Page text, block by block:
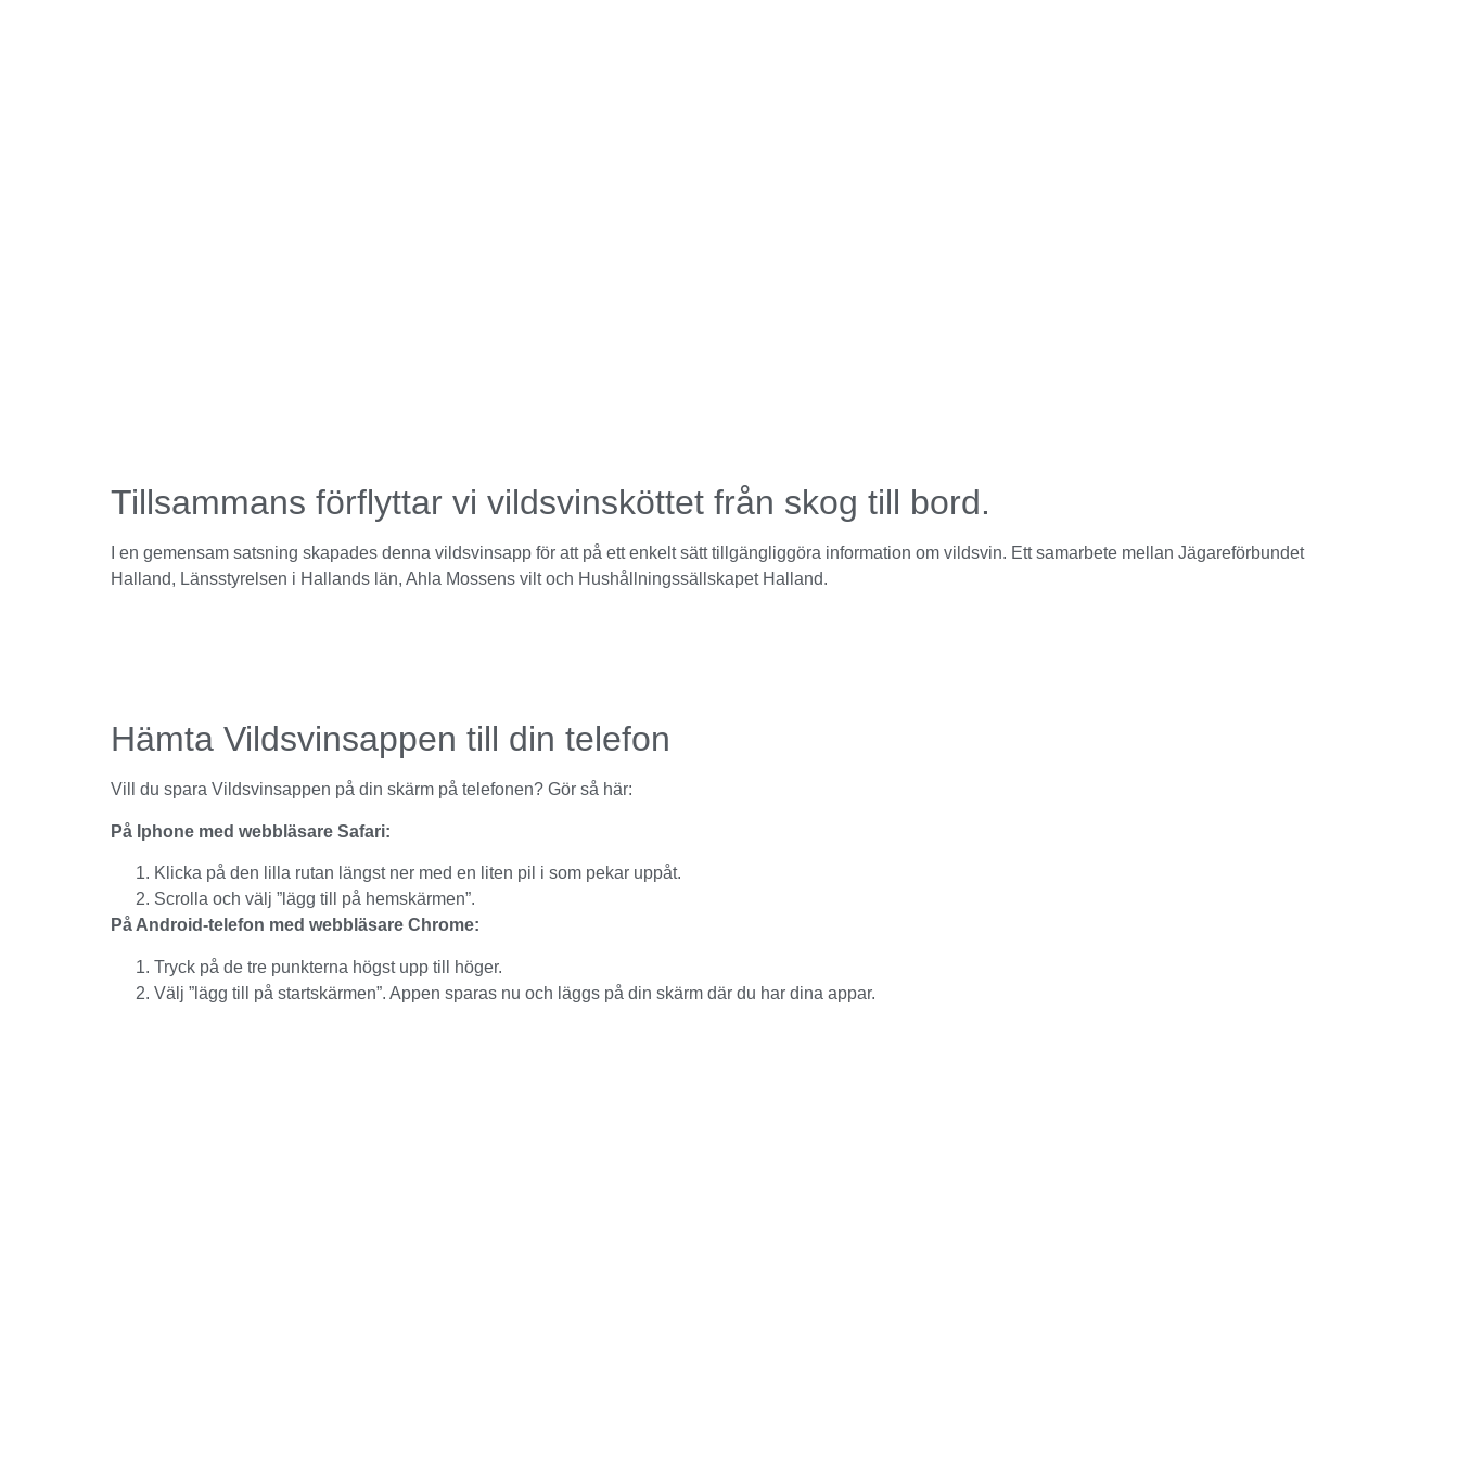
Tillsammans förflyttar vi vildsvinsköttet från skog till bord.
I en gemensam satsning skapades denna vildsvinsapp för att på ett enkelt sätt tillgängliggöra information om vildsvin. Ett samarbete mellan Jägareförbundet
Halland, Länsstyrelsen i Hallands län, Ahla Mossens vilt och Hushållningssällskapet Halland.
Hämta Vildsvinsappen till din telefon
Vill du spara Vildsvinsappen på din skärm på telefonen? Gör så här:
På Iphone med webbläsare Safari:
Klicka på den lilla rutan längst ner med en liten pil i som pekar uppåt.
Scrolla och välj ”lägg till på hemskärmen”.
På Android-telefon med webbläsare Chrome:
Tryck på de tre punkterna högst upp till höger.
Välj ”lägg till på startskärmen”. Appen sparas nu och läggs på din skärm där du har dina appar.